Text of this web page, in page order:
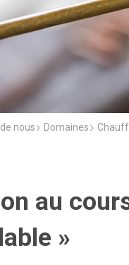
nous Domaines
au
»